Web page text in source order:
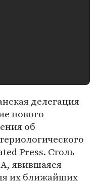
делегация
нового
об
Press. Столь
явившаяся
их ближайших